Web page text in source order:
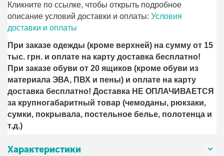
Кликните по ссылке, чтобы открыть подробное
описание условий доставки и оплаты:Условия
доставки и оплаты
При заказе одежды (кроме верхней) на сумму от 15
тыс. грн. и оплате на карту доставка бесплатно!
При заказе обуви от 20 ящиков (кроме обуви из
материала ЭВА, ПВХ и пены) и оплате на карту
доставка бесплатно! Доставка НЕ ОПЛАЧИВАЕТСЯ
за крупногабаритный товар (чемоданы, рюкзаки,
сумки, покрывала, постельное белье, полотенца и
т.д.)
Характеристики